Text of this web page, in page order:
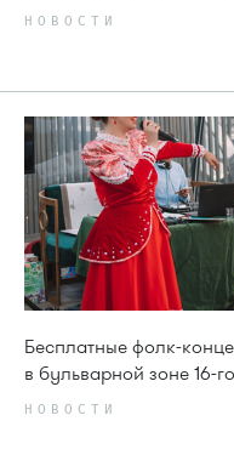
НОВОСТИ
Бесплатные фолк-
в бульварной зоне 16-
НОВОСТИ